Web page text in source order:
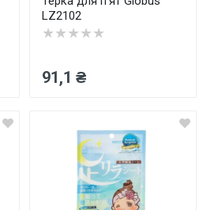
LZ2102
★★★★★
91,1 ₴